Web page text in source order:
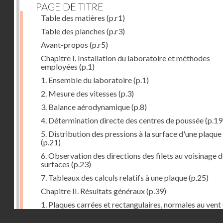
PAGE DE TITRE
Table des matières (p.r1)
Table des planches (p.r3)
Avant-propos (p.r5)
Chapitre I. Installation du laboratoire et méthodes
employées (p.1)
1. Ensemble du laboratoire(p.1)
2. Mesure des vitesses (p.3)
3. Balance aérodynamique(p.8)
4. Détermination directe des centres de poussée
5. Distribution des pressions à la surface d'une plaque
(p.21)
6. Observation des directions des filets au voisinage
surfaces (p.23)
7. Tableaux des calculs relatifs à une plaque(p.25)
Chapitre II. Résultats généraux(p.39)
1. Plaques carrées et rectangulaires, normales au vent